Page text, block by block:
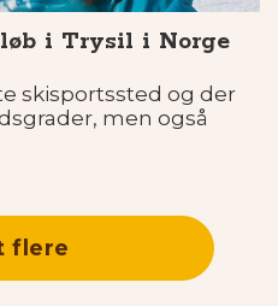
i Trysil i Norge
skisportssted og der
men også
flere